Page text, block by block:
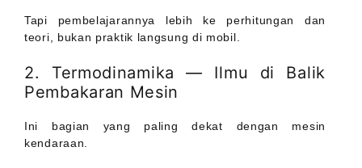
Tapi pembelajarannya lebih ke perhitungan dan
teori, bukan praktik langsung di mobil.
2. Termodinamika — Ilmu di Balik
Pembakaran Mesin
Ini bagian yang paling dekat dengan mesin
kendaraan.